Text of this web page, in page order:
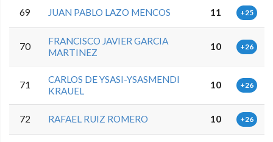
69 JUAN PABLO LAZO MENCOS 11 +25
70
FRANCISCO JAVIER GARCIA
MARTINEZ
10 +26
71
CARLOS DE YSASI-YSASMENDI
KRAUEL
10 +26
72 RAFAEL RUIZ ROMERO 10 +26